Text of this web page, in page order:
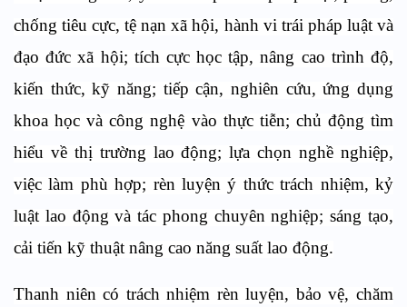
chống tiêu cực, tệ nạn xã hội, hành vi trái pháp luật và
đạo đức xã hội; tích cực học tập, nâng cao trình độ,
kiến thức, kỹ năng; tiếp cận, nghiên cứu, ứng dụng
khoa học và công nghệ vào thực tiễn; chủ động tìm
hiểu về thị trường lao động; lựa chọn nghề nghiệp,
việc làm phù hợp; rèn luyện ý thức trách nhiệm, kỷ
luật lao động và tác phong chuyên nghiệp; sáng tạo,
cải tiến kỹ thuật nâng cao năng suất lao động.
Thanh niên có trách nhiệm rèn luyện, bảo vệ, chăm